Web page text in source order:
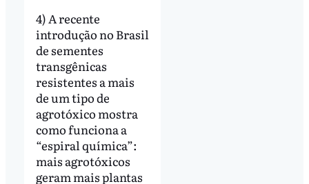
4) A recente
introdução no Brasil
de sementes
transgênicas
resistentes a mais
de um tipo de
agrotóxico mostra
como funciona a
“espiral química”:
mais agrotóxicos
geram mais plantas